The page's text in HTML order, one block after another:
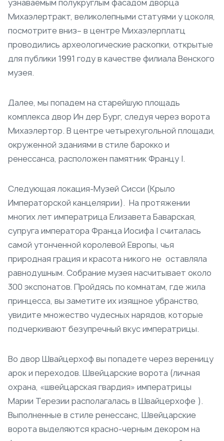
узнаваемым полукруглым фасадом дворца
Михаэлертракт, великолепными статуями у цоколя,
посмотрите вниз– в центре Михаэлерплатц
проводились археологические раскопки, открытые
для публики 1991 году в качестве филиала Венского
музея.
Далее, мы попадем на старейшую площадь
комплекса двор Ин дер Бург, следуя через ворота
Михаэлертор. В центре четырехугольной площади,
окруженной зданиями в стиле барокко и
ренессанса, расположен памятник Францу I.
Следующая локация-Музей Сисси (Крыло
Императорской канцелярии). На протяжении
многих лет императрица Елизавета Баварская,
супруга императора Франца Иосифа I считалась
самой утонченной королевой Европы, чья
природная грация и красота никого не оставляла
равнодушным. Собрание музея насчитывает около
300 экспонатов. Пройдясь по комнатам, где жила
принцесса, вы заметите их изящное убранство,
увидите множество чудесных нарядов, которые
подчеркивают безупречный вкус императрицы.
Во двор Швайцерхоф вы попадете через вереницу
арок и переходов. Швейцарские ворота (личная
охрана, «швейцарская гвардия» императрицы
Марии Терезии располагалась в Швайцерхофе ).
Выполненные в стиле ренессанс, Швейцарские
ворота выделяются красно-черным декором на